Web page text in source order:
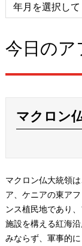
今日のア
マクロン
マクロン仏大統領
ア、ケニアの東ア
ンス植民地であり
施設を構える紅海
みならず、軍事的